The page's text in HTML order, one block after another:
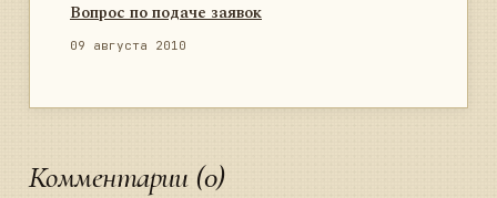
Вопрос по подаче заявок
09 августа 2010
Комментарии (0)